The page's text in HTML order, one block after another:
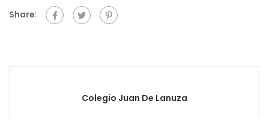
Share:
Colegio Juan De Lanuza